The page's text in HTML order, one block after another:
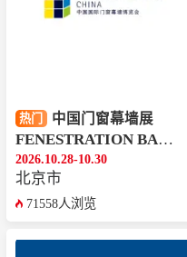
热门 中国门窗幕墙展
FENESTRATION BAU CHINA
2026.10.28-10.30
北京市
71558人浏览